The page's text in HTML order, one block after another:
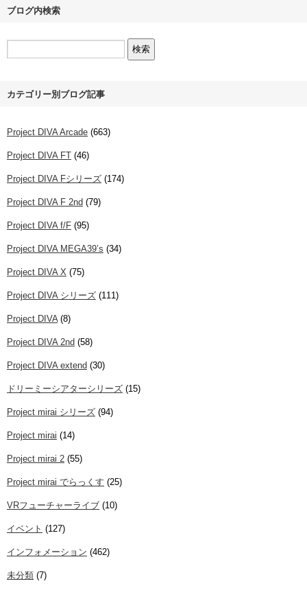
ブログ内検索
カテゴリー別ブログ記事
Project DIVA Arcade (663)
Project DIVA FT (46)
Project DIVA Fシリーズ (174)
Project DIVA F 2nd (79)
Project DIVA f/F (95)
Project DIVA MEGA39’s (34)
Project DIVA X (75)
Project DIVA シリーズ (111)
Project DIVA(8)
Project DIVA 2nd (58)
Project DIVA extend (30)
ドリーミーシアターシリーズ (15)
Project mirai シリーズ (94)
Project mirai (14)
Project mirai 2 (55)
Project mirai でらっくす (25)
VRフューチャーライブ (10)
イベント (127)
インフォメーション (462)
未分類 (7)